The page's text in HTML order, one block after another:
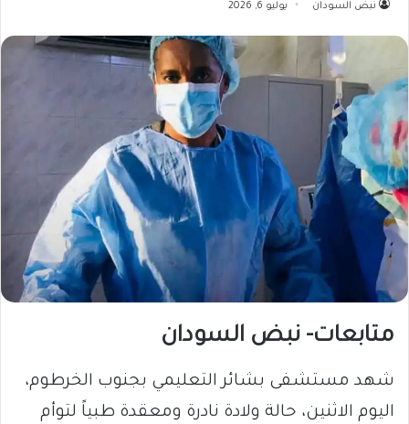
نبض السودان يوليو 6, 2026
متابعات- نبض السودان
​شهد مستشفى بشائر التعليمي بجنوب الخرطوم،
اليوم الاثنين، حالة ولادة نادرة ومعقدة طبياً لتوأم